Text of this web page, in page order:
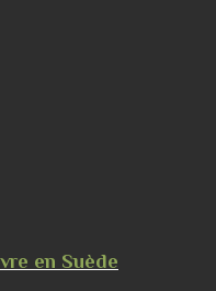
en Suède